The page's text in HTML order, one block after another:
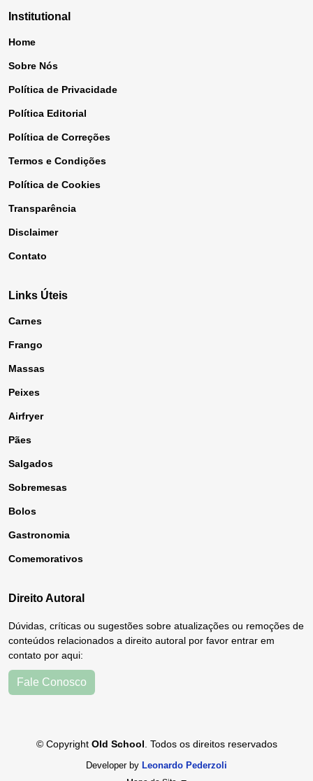
Institutional
Home
Sobre Nós
Política de Privacidade
Política Editorial
Política de Correções
Termos e Condições
Política de Cookies
Transparência
Disclaimer
Contato
Links Úteis
Carnes
Frango
Massas
Peixes
Airfryer
Pães
Salgados
Sobremesas
Bolos
Gastronomia
Comemorativos
Direito Autoral
Dúvidas, críticas ou sugestões sobre atualizações ou remoções de
conteúdos relacionados a direito autoral por favor entrar em
contato por aqui:
Fale Conosco
© Copyright Old School . Todos os direitos reservados
Developer by Leonardo Pederzoli